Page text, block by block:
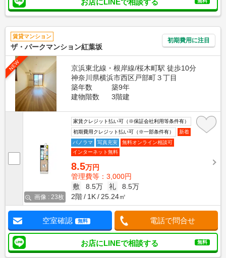
賃貸マンション
ザ・パークマンション紅葉坂
初期費用に注目
NEW
京浜東北線・根岸線/桜木町駅 徒歩10分
神奈川県横浜市西区戸部町３丁目
築年数
築9年
建物階数
3階建
画像 : 23枚
家賃クレジット払い可（※保証会社利用等条件有）
初期費用クレジット払い可（※一部条件有）
新着
パノラマ
写真充実
無料オンライン相談可
インターネット無料
8.5万円
管理費等：3,000円
敷
8.5万 礼
8.5万
2階
1K 25.24㎡
空室確認 無料 電話で問合せ
お店にLINEで相談する 無料